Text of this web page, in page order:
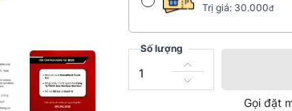
Trị giá: 30.000đ
Số lượng
Gọi đặt